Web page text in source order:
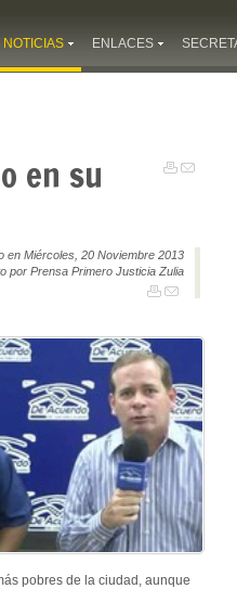
NOTICIAS ENLACES
en su
en Miércoles, 20 Noviembre 2013
por Prensa Primero Justicia Zulia
pobres de la ciudad, aunque